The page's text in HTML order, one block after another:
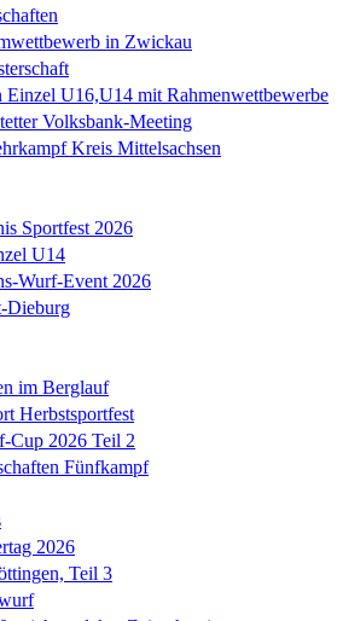
in Zwickau
Einzel U16,U14 mit Rahmenwettbewerbe
Volksbank-Meeting
Kreis Mittelsachsen
Sportfest 2026
U14
Wurf-Event 2026
Dieburg
im Berglauf
Herbstsportfest
Cup 2026 Teil 2
Fünfkampf
2026
Teil 3